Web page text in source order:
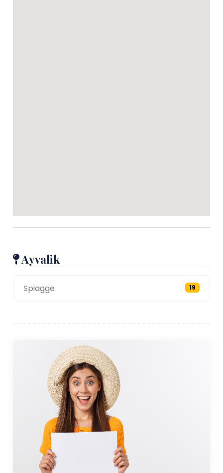
Ayvalik
Spiagge 19